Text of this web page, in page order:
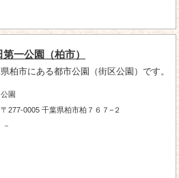
第一公園（柏市）
柏市にある都市公園（街区公園）です。
公園
〒277-0005 千葉県柏市柏７６７−２
－